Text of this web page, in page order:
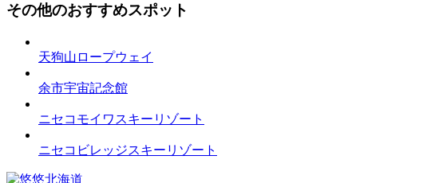
その他のおすすめスポット
天狗山ロープウェイ
余市宇宙記念館
ニセコモイワスキーリゾート
ニセコビレッジスキーリゾート